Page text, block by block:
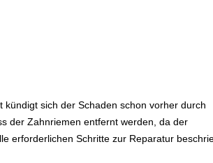
sich der Schaden schon vorher durch
der Zahnriemen entfernt werden, da der
erforderlichen Schritte zur Reparatur